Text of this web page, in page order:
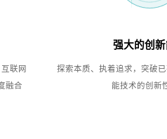
联网
融合
强大的创
探索本质、执着追求，突破
能技术的创新